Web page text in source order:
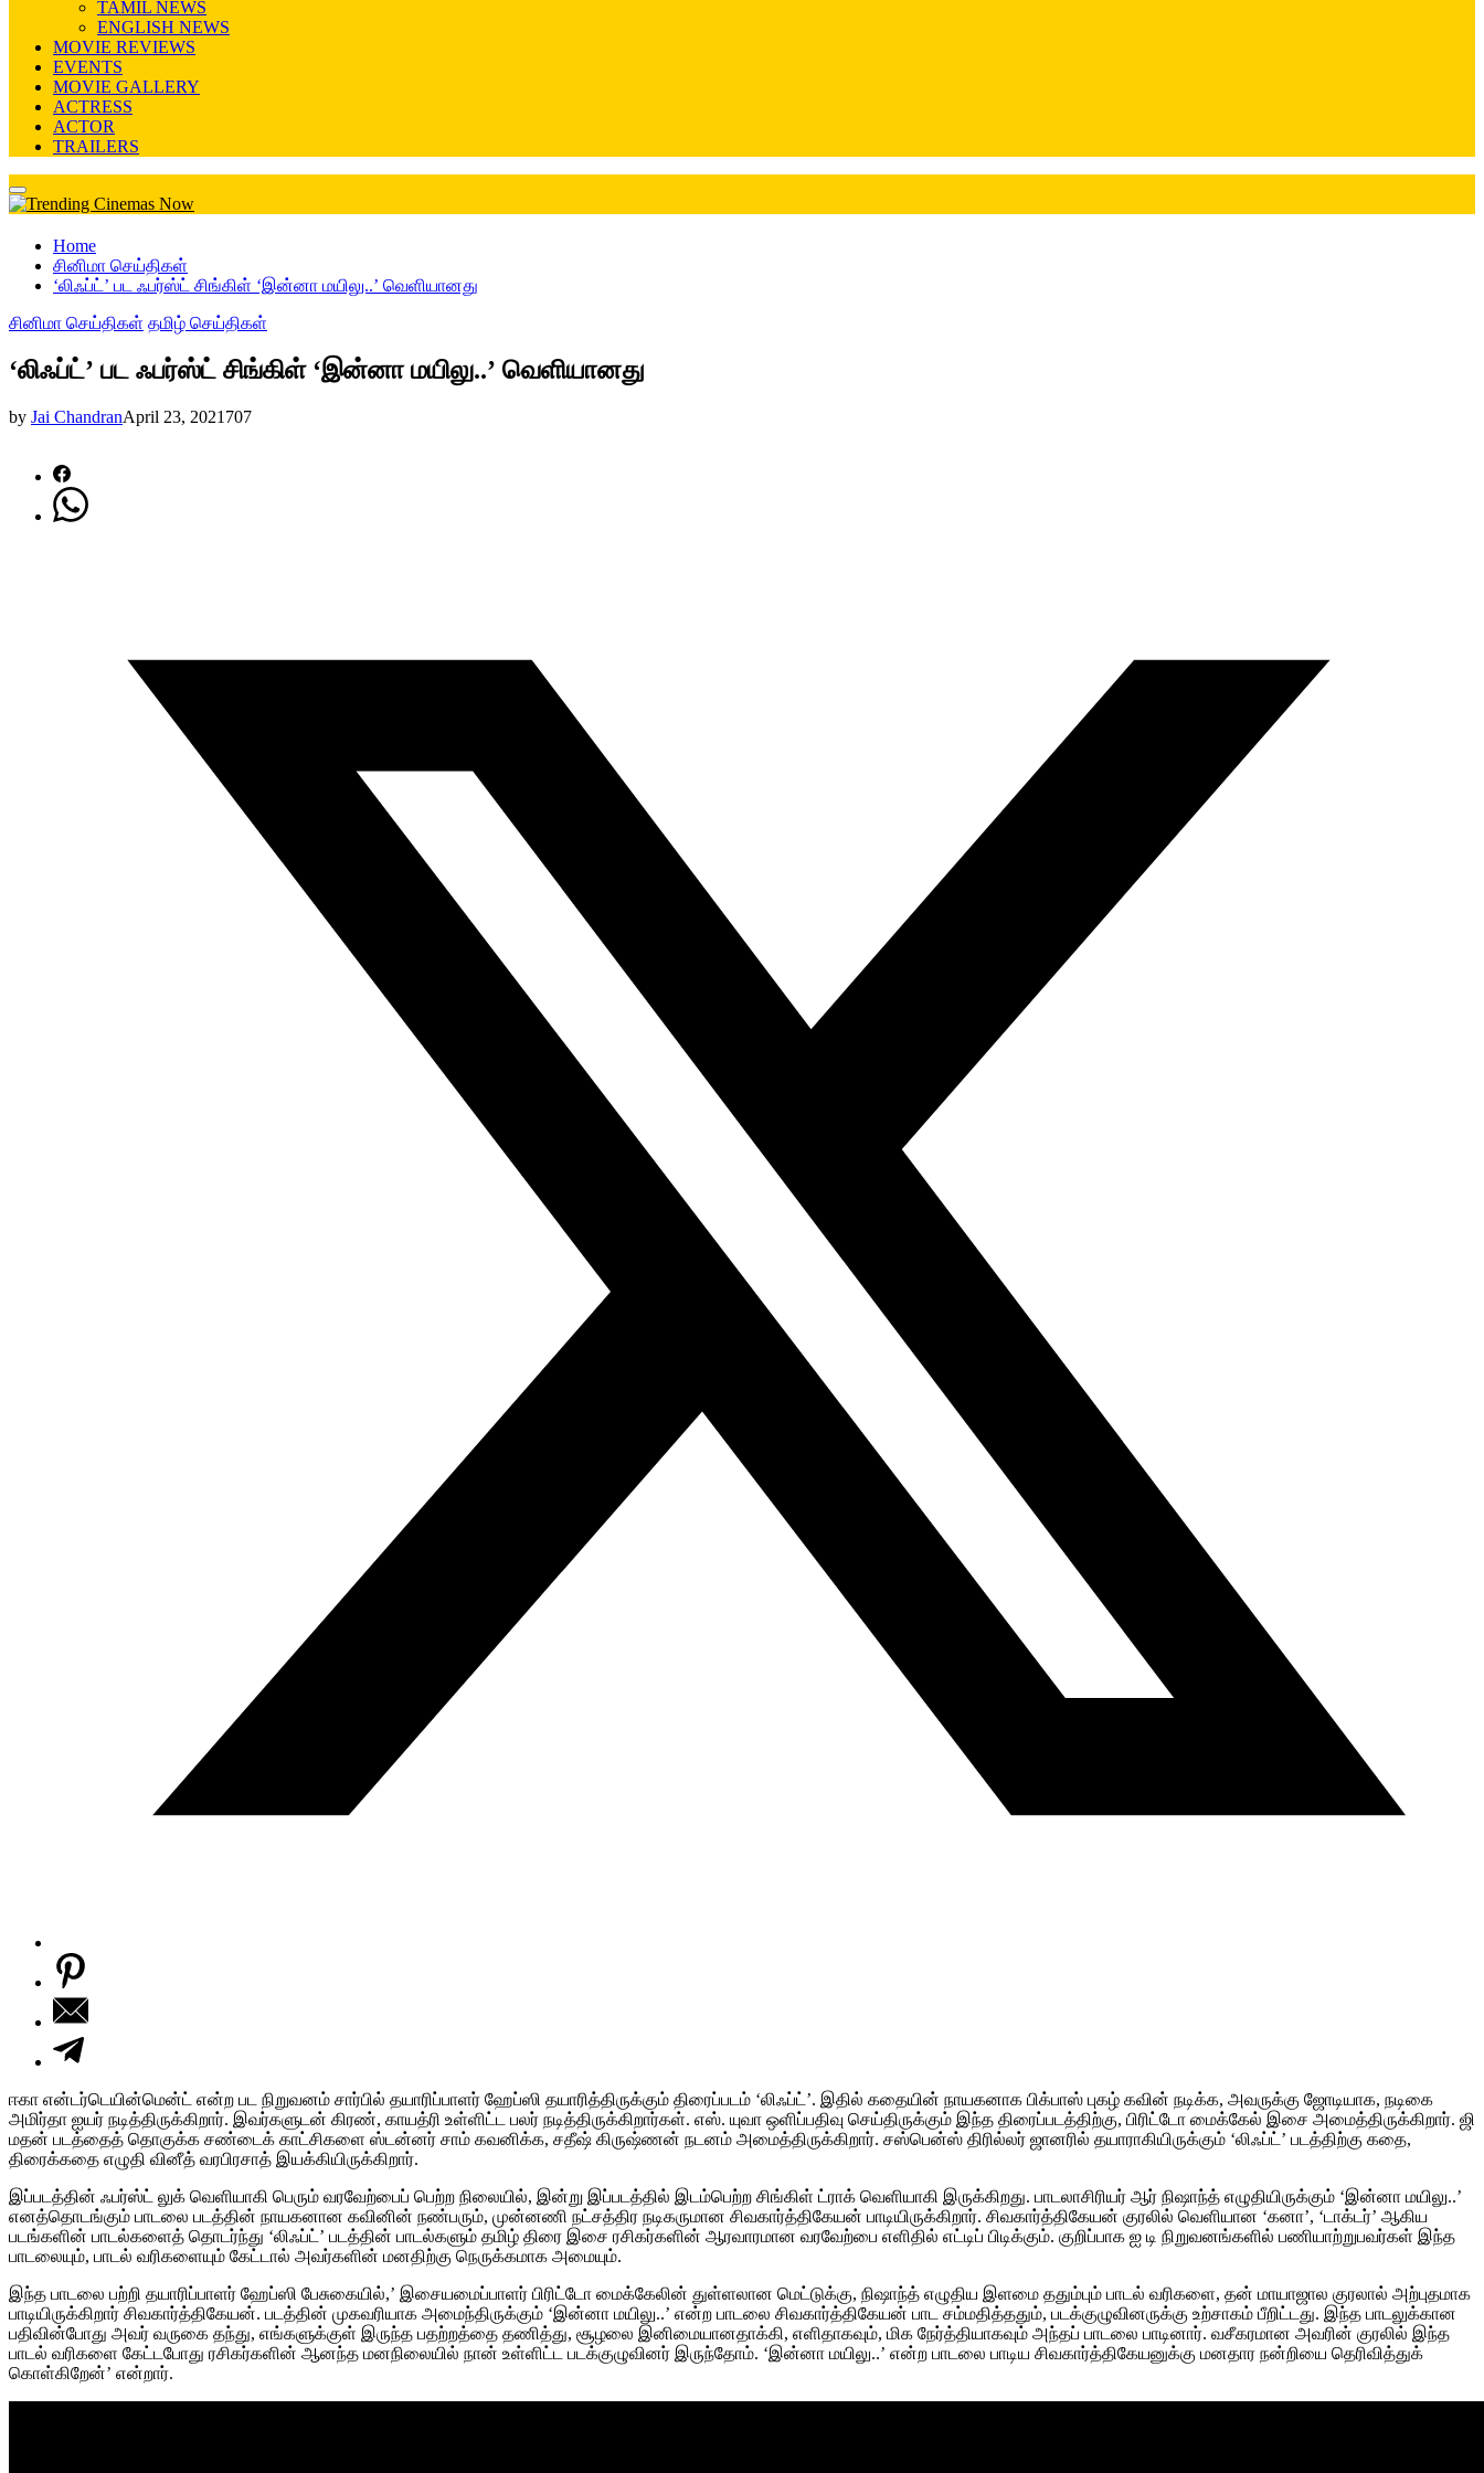
TAMIL NEWS
ENGLISH NEWS
MOVIE REVIEWS
EVENTS
MOVIE GALLERY
ACTRESS
ACTOR
TRAILERS
Primary
Menu
Home
சினிமா செய்திகள்
‘லிஃப்ட்’ பட ஃபர்ஸ்ட் சிங்கிள் ‘இன்னா மயிலு..’ வெளியானது
சினிமா செய்திகள் தமிழ் செய்திகள்
‘லிஃப்ட்’ பட ஃபர்ஸ்ட் சிங்கிள் ‘இன்னா மயிலு..’ வெளியானது
by Jai ChandranApril 23, 2021 707
ஈகா என்டர்டெயின்மென்ட் என்ற பட நிறுவனம் சார்பில் தயாரிப்பாளர் ஹேப்ஸி தயாரித்திருக்கும் திரைப்படம் ‘லிஃப்ட்’. இதில் கதையின் நாயகனாக பிக்பாஸ் புகழ் கவின் நடிக்க, அவருக்கு ஜோடியாக, நடிகை
அமிர்தா ஐயர் நடித்திருக்கிறார். இவர்களுடன் கிரண், காயத்ரி உள்ளிட்ட பலர் நடித்திருக்கிறார்கள். எஸ். யுவா ஒளிப்பதிவு செய்திருக்கும் இந்த திரைப்படத்திற்கு, பிரிட்டோ மைக்கேல் இசை அமைத்திருக்கிறார். ஜி
மதன் படத்தைத் தொகுக்க சண்டைக் காட்சிகளை ஸ்டன்னர் சாம் கவனிக்க, சதீஷ் கிருஷ்ணன் நடனம் அமைத்திருக்கிறார். சஸ்பென்ஸ் திரில்லர் ஜானரில் தயாராகியிருக்கும் ‘லிஃப்ட்’ படத்திற்கு கதை,
திரைக்கதை எழுதி வினீத் வரபிரசாத் இயக்கியிருக்கிறார்.
இப்படத்தின் ஃபர்ஸ்ட் லுக் வெளியாகி பெரும் வரவேற்பைப் பெற்ற நிலையில், இன்று இப்படத்தில் இடம்பெற்ற சிங்கிள் ட்ராக் வெளியாகி இருக்கிறது. பாடலாசிரியர் ஆர் நிஷாந்த் எழுதியிருக்கும் ‘இன்னா மயிலு..’
எனத்தொடங்கும் பாடலை படத்தின் நாயகனான கவினின் நண்பரும், முன்னணி நட்சத்திர நடிகருமான சிவகார்த்திகேயன் பாடியிருக்கிறார். சிவகார்த்திகேயன் குரலில் வெளியான ‘கனா’, ‘டாக்டர்’ ஆகிய
படங்களின் பாடல்களைத் தொடர்ந்து ‘லிஃப்ட்’ படத்தின் பாடல்களும் தமிழ் திரை இசை ரசிகர்களின் ஆரவாரமான வரவேற்பை எளிதில் எட்டிப் பிடிக்கும். குறிப்பாக ஐ டி நிறுவனங்களில் பணியாற்றுபவர்கள் இந்த
பாடலையும், பாடல் வரிகளையும் கேட்டால் அவர்களின் மனதிற்கு நெருக்கமாக அமையும்.
இந்த பாடலை பற்றி தயாரிப்பாளர் ஹேப்ஸி பேசுகையில்,’ இசையமைப்பாளர் பிரிட்டோ மைக்கேலின் துள்ளலான மெட்டுக்கு, நிஷாந்த் எழுதிய இளமை ததும்பும் பாடல் வரிகளை, தன் மாயாஜால குரலால் அற்புதமாக
பாடியிருக்கிறார் சிவகார்த்திகேயன். படத்தின் முகவரியாக அமைந்திருக்கும் ‘இன்னா மயிலு..’ என்ற பாடலை சிவகார்த்திகேயன் பாட சம்மதித்ததும், படக்குழுவினருக்கு உற்சாகம் பீறிட்டது. இந்த பாடலுக்கான
பதிவின்போது அவர் வருகை தந்து, எங்களுக்குள் இருந்த பதற்றத்தை தணித்து, சூழலை இனிமையானதாக்கி, எளிதாகவும், மிக நேர்த்தியாகவும் அந்தப் பாடலை பாடினார். வசீகரமான அவரின் குரலில் இந்த
பாடல் வரிகளை கேட்டபோது ரசிகர்களின் ஆனந்த மனநிலையில் நான் உள்ளிட்ட படக்குழுவினர் இருந்தோம். ‘இன்னா மயிலு..’ என்ற பாடலை பாடிய சிவகார்த்திகேயனுக்கு மனதார நன்றியை தெரிவித்துக்
கொள்கிறேன்’ என்றார்.